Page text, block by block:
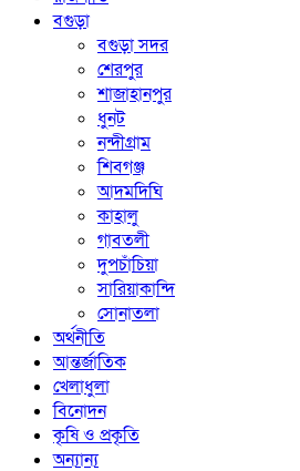
বগুড়া
বগুড়া সদর
শেরপুর
শাজাহানপুর
ধুনট
নন্দীগ্রাম
শিবগঞ্জ
আদমদিঘি
কাহালু
গাবতলী
দুপচাঁচিয়া
সারিয়াকান্দি
সোনাতলা
অর্থনীতি
আন্তর্জাতিক
খেলাধুলা
বিনোদন
কৃষি ও প্রকৃতি
অন্যান্য